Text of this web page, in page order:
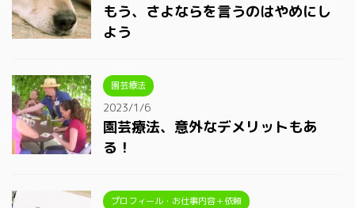
もう、さよならを言うのはやめにし
よう
園芸療法
2023/1/6
園芸療法、意外なデメリットもあ
る！
プロフィール・お仕事内容＋依頼